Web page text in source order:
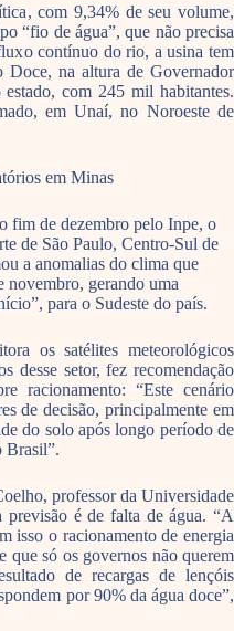
com 9,34% de seu volume,
“fio de água”, que não precisa
contínuo do rio, a usina tem
na altura de Governador
com 245 mil habitantes.
em Unaí, no Noroeste de
em Minas
fim de dezembro pelo Inpe, o
de São Paulo, Centro-Sul de
a anomalias do clima que
novembro, gerando uma
para o Sudeste do país.
os satélites meteorológicos
desse setor, fez recomendação
racionamento: “Este cenário
de decisão, principalmente em
do solo após longo período de
Brasil”.
professor da Universidade
é de falta de água. “A
isso o racionamento de energia
que só os governos não querem
de recargas de lençóis
por 90% da água doce”,